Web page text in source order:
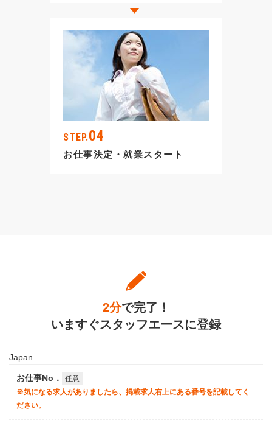
STEP.04
お仕事決定・就業スタート
2分で完了！
いますぐスタッフエースに登録
Japan
お仕事No．
任意
※気になる求人がありましたら、掲載求人右上にある番号を記載してく
ださい。